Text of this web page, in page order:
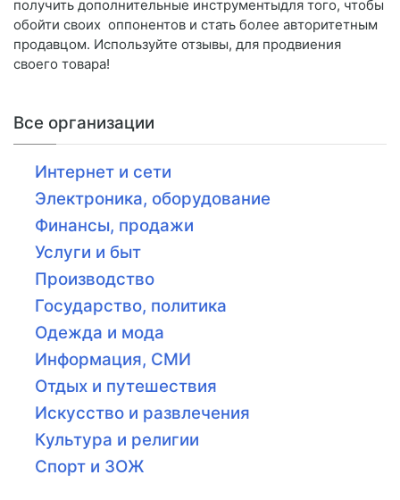
получить дополнительные инструментыдля того, чтобы
обойти своих оппонентов и стать более авторитетным
продавцом. Используйте отзывы, для продвиения
своего товара!
Все организации
Интернет и сети
Электроника, оборудование
Финансы, продажи
Услуги и быт
Производство
Государство, политика
Одежда и мода
Информация, СМИ
Отдых и путешествия
Искусство и развлечения
Культура и религии
Спорт и ЗОЖ